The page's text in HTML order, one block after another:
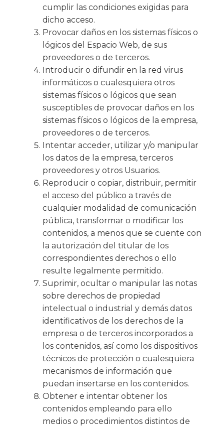
cumplir las condiciones exigidas para
dicho acceso.
Provocar daños en los sistemas físicos o
lógicos del Espacio Web, de sus
proveedores o de terceros.
Introducir o difundir en la red virus
informáticos o cualesquiera otros
sistemas físicos o lógicos que sean
susceptibles de provocar daños en los
sistemas físicos o lógicos de la empresa,
proveedores o de terceros.
Intentar acceder, utilizar y/o manipular
los datos de la empresa, terceros
proveedores y otros Usuarios.
Reproducir o copiar, distribuir, permitir
el acceso del público a través de
cualquier modalidad de comunicación
pública, transformar o modificar los
contenidos, a menos que se cuente con
la autorización del titular de los
correspondientes derechos o ello
resulte legalmente permitido.
Suprimir, ocultar o manipular las notas
sobre derechos de propiedad
intelectual o industrial y demás datos
identificativos de los derechos de la
empresa o de terceros incorporados a
los contenidos, así como los dispositivos
técnicos de protección o cualesquiera
mecanismos de información que
puedan insertarse en los contenidos.
Obtener e intentar obtener los
contenidos empleando para ello
medios o procedimientos distintos de